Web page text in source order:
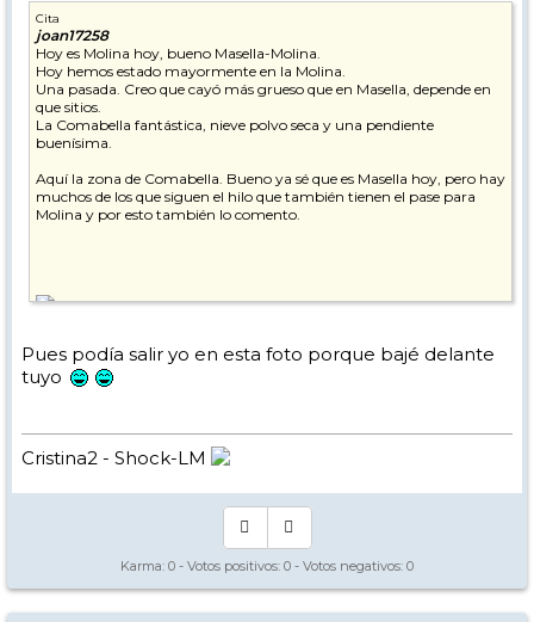
Cita
joan17258
Hoy es Molina hoy, bueno Masella-Molina.
Hoy hemos estado mayormente en la Molina.
Una pasada. Creo que cayó más grueso que en Masella, depende en
que sitios.
La Comabella fantástica, nieve polvo seca y una pendiente
buenísima.
Aquí la zona de Comabella. Bueno ya sé que es Masella hoy, pero hay
muchos de los que siguen el hilo que también tienen el pase para
Molina y por esto también lo comento.
Pues podía salir yo en esta foto porque bajé delante
tuyo
Cristina2 - Shock-LM
Karma: 0 - Votos positivos: 0 - Votos negativos: 0